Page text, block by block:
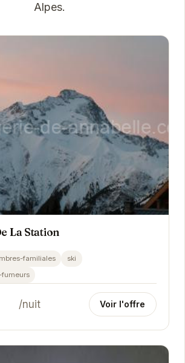
Alpes.
La Station
familiales
ski
/nuit Voir l'offre